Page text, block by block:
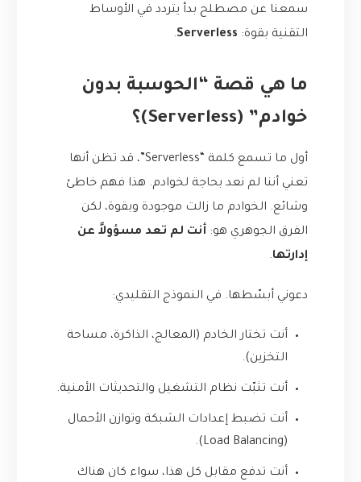
سمعنا عن مصطلح بدأ يتردد في الأوساط
التقنية بقوة: Serverless
.
ما هي قصة “الحوسبة بدون
خوادم” (Serverless)؟
أول ما تسمع كلمة “Serverless”، قد تظن أنها
تعني أننا لم نعد بحاجة لخوادم. هذا فهم خاطئ
وشائع. الخوادم ما زالت موجودة وبقوة، لكن
الفرق الجوهري هو: أنت لم تعد مسؤولاً عن
إدارتها.
دعوني أبسّطها. في النموذج التقليدي:
أنت تختار الخادم (المعالج، الذاكرة، مساحة
التخزين).
أنت تثبّت نظام التشغيل والتحديثات الأمنية.
أنت تضبط إعدادات الشبكة وتوازن الأحمال
(Load Balancing).
أنت تدفع مقابل كل هذا، سواء كان هناك